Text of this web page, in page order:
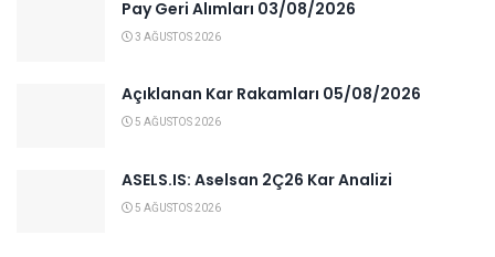
Pay Geri Alımları 03/08/2026
3 AĞUSTOS 2026
Açıklanan Kar Rakamları 05/08/2026
5 AĞUSTOS 2026
ASELS.IS: Aselsan 2Ç26 Kar Analizi
5 AĞUSTOS 2026